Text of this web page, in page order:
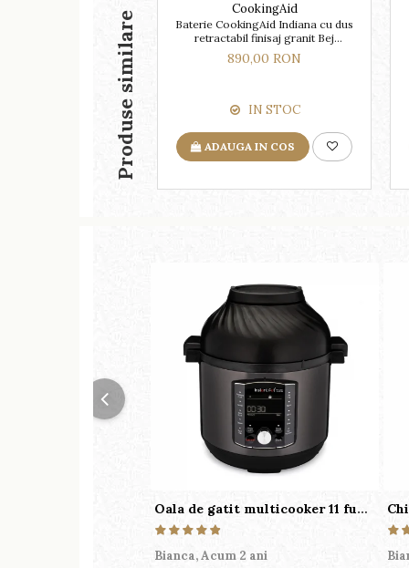
Produse similare
CookingAid
Baterie CookingAid Indiana cu dus
retractabil finisaj granit Bej
Pigmentat / Avena
890,00 RON
IN STOC
ADAUGA IN COS
Oala de gatit multicooker 11 functii Instant Pot Pro Crisp 8 + Air Fryer 7.6 lt
Bianca,Acum 2 ani